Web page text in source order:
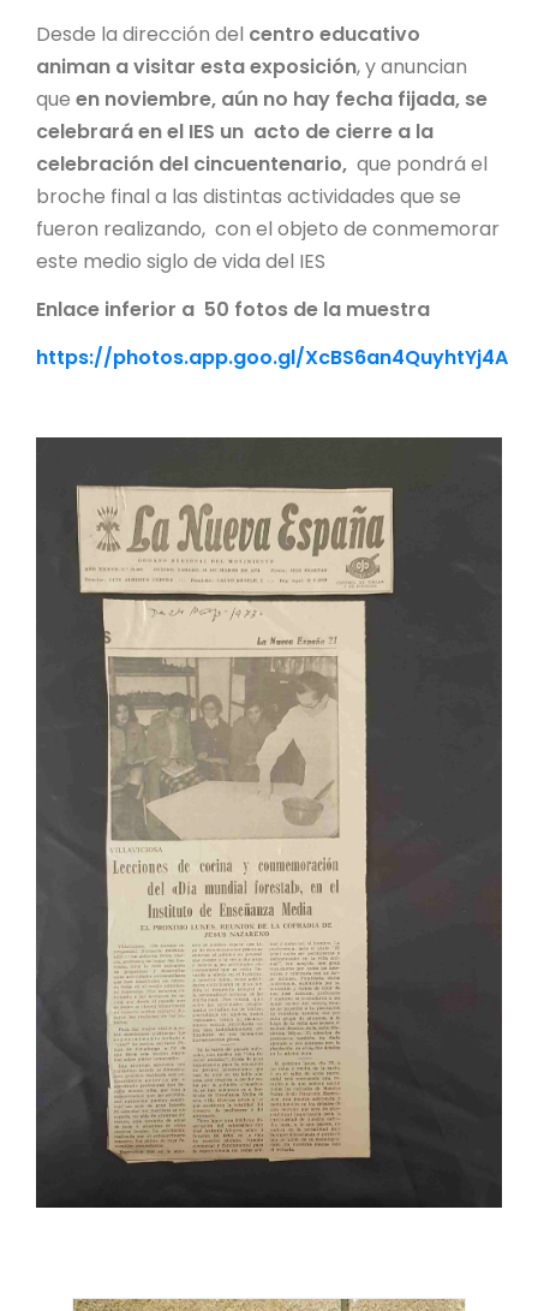
Desde la dirección del centro educativo
animan a visitar esta exposición, y anuncian
que en noviembre, aún no hay fecha fijada, se
celebrará en el IES un acto de cierre a la
celebración del cincuentenario, que pondrá el
broche final a las distintas actividades que se
fueron realizando, con el objeto de conmemorar
este medio siglo de vida del IES
Enlace inferior a 50 fotos de la muestra
https://photos.app.goo.gl/XcBS6an4QuyhtYj4A